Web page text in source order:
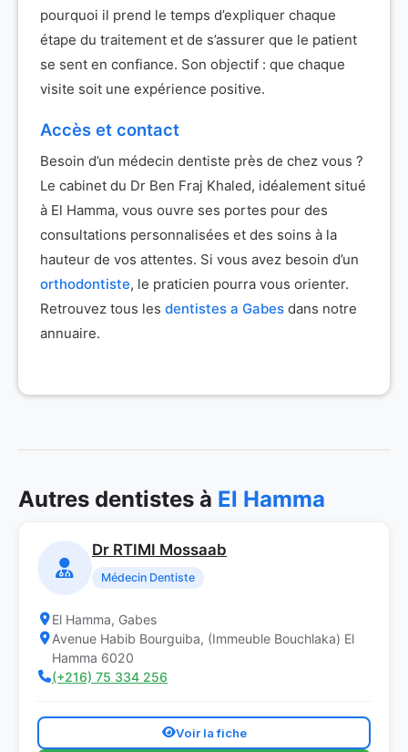
pourquoi il prend le temps d’expliquer chaque
étape du traitement et de s’assurer que le patient
se sent en confiance. Son objectif : que chaque
visite soit une expérience positive.
Accès et contact
Besoin d’un médecin dentiste près de chez vous ?
Le cabinet du Dr Ben Fraj Khaled, idéalement situé
à El Hamma, vous ouvre ses portes pour des
consultations personnalisées et des soins à la
hauteur de vos attentes. Si vous avez besoin d’un
orthodontiste, le praticien pourra vous orienter.
Retrouvez tous les dentistes a Gabes dans notre
annuaire.
Autres dentistes à El Hamma
Dr RTIMI Mossaab
Médecin Dentiste
El Hamma, Gabes
Avenue Habib Bourguiba, (Immeuble Bouchlaka) El
Hamma 6020
(+216) 75 334 256
Voir la fiche